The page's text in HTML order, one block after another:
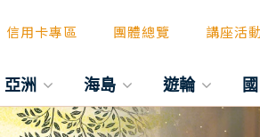
信用卡專區 團體總覽 講座活
亞洲 海島 遊輪